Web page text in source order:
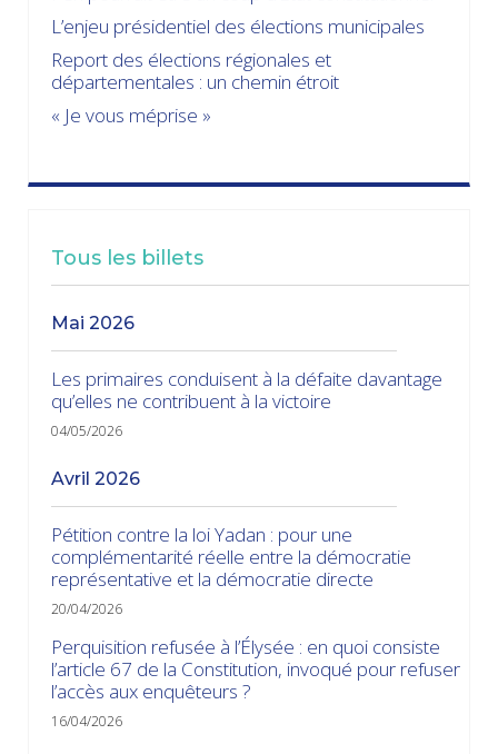
L’enjeu présidentiel des élections municipales
Report des élections régionales et
départementales : un chemin étroit
« Je vous méprise »
Tous les billets
mai 2026
Les primaires conduisent à la défaite davantage
qu’elles ne contribuent à la victoire
04/05/2026
avril 2026
Pétition contre la loi Yadan : pour une
complémentarité réelle entre la démocratie
représentative et la démocratie directe
20/04/2026
Perquisition refusée à l’Élysée : en quoi consiste
l’article 67 de la Constitution, invoqué pour refuser
l’accès aux enquêteurs ?
16/04/2026